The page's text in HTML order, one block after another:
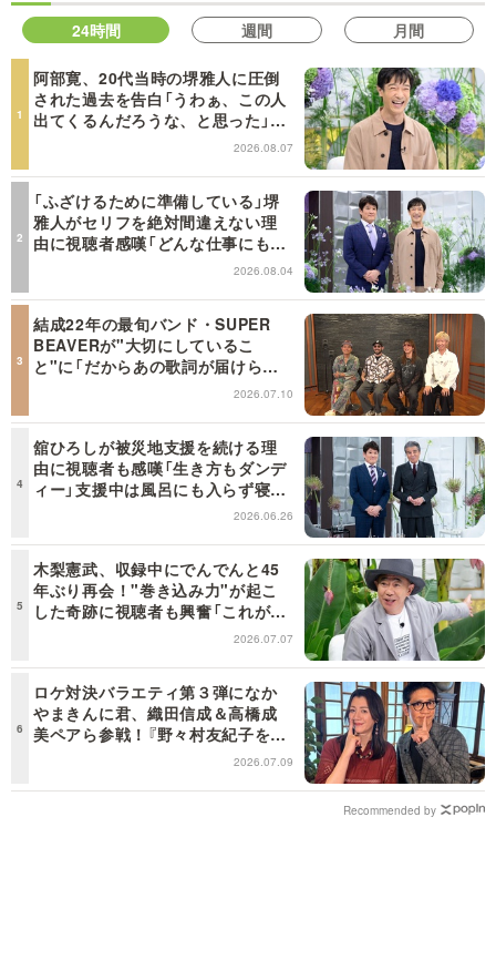
24時間 週間 月間
阿部寛、20代当時の堺雅人に圧倒
された過去を告白「うわぁ、この人
出てくるんだろうな、と思った」
2026.08.07
「ふざけるために準備している」堺
雅人がセリフを絶対間違えない理
由に視聴者感嘆「どんな仕事にも当
てはまる」【日曜日の初耳学】2026.08.04
結成22年の最旬バンド・SUPER
BEAVERが"大切にしているこ
と"に「だからあの歌詞が届けられ
るんだ」共感の声＜日曜日の初耳学
2026.07.10
舘ひろしが被災地支援を続ける理
由に視聴者も感嘆「生き方もダンデ
ィー」支援中は風呂にも入らず寝袋
で寝泊まり【日曜日の初耳学】2026.06.26
木梨憲武、収録中にでんでんと45
年ぶり再会！"巻き込み力"が起こ
した奇跡に視聴者も興奮「これがテ
レビの面白さだよね！」＜日曜日の
2026.07.07
ロケ対決バラエティ第３弾になか
やまきんに君、織田信成＆高橋成
美ペアら参戦！『野々村友紀子を黙
らせろ！』１２日（日）昼に放送！
2026.07.09
Recommended by